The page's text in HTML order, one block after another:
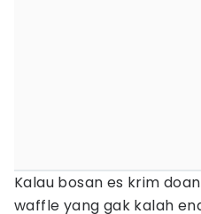
Kalau bosan es krim
waffle yang gak kalah